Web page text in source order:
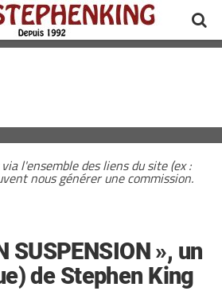
l'ensemble des liens du site (ex :
nous générer une commission.
SUSPENSION », un
de Stephen King